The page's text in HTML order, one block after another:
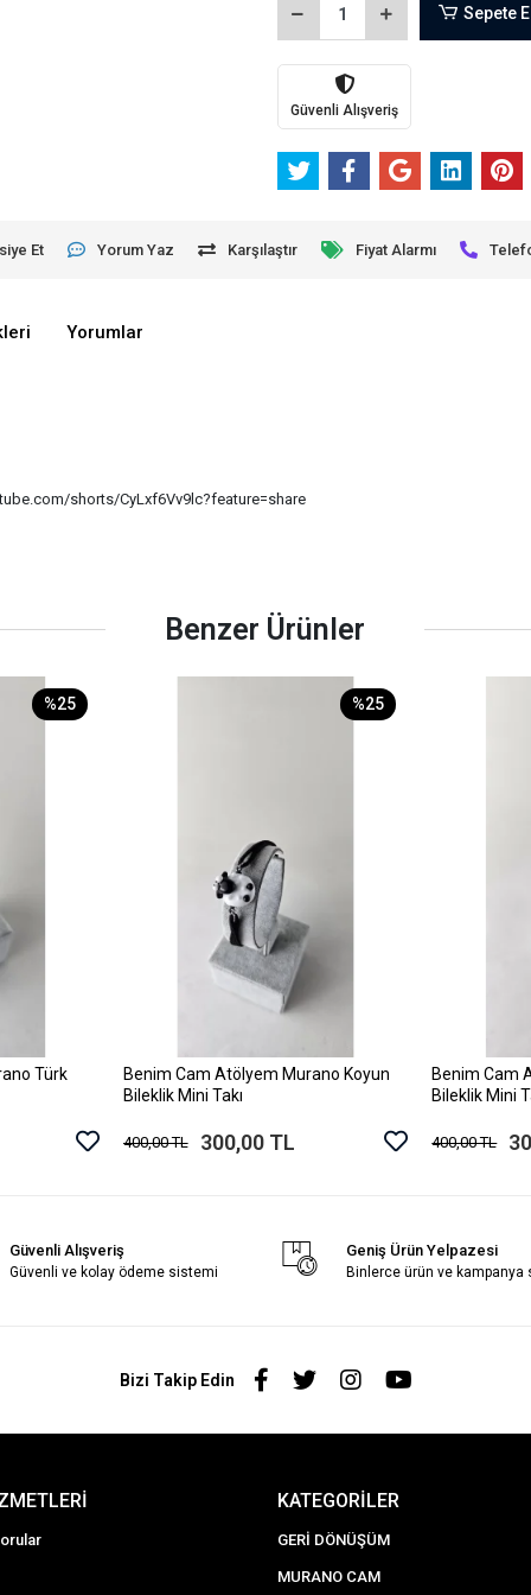
Sepete
Güvenli Alışveriş
Et Yorum Yaz Karşılaştır Fiyat Alarmı
Yorumlar
shorts/CyLxf6Vv9lc?feature=share
Benzer Ürünler
%25
Türk
%25
Sepete Ekle
Benim Cam Atölyem Murano Koyun
Bileklik Mini Takı
400,00 TL 300,00 TL
Benim Cam
Bileklik Mini
400,00 TL
Güvenli Alışveriş
Güvenli ve kolay ödeme sistemi
Geniş Ürün Yelpazesi
Binlerce ürün ve kampanya
Bizi Takip Edin
KATEGORİLER
GERİ DÖNÜŞÜM
MURANO CAM